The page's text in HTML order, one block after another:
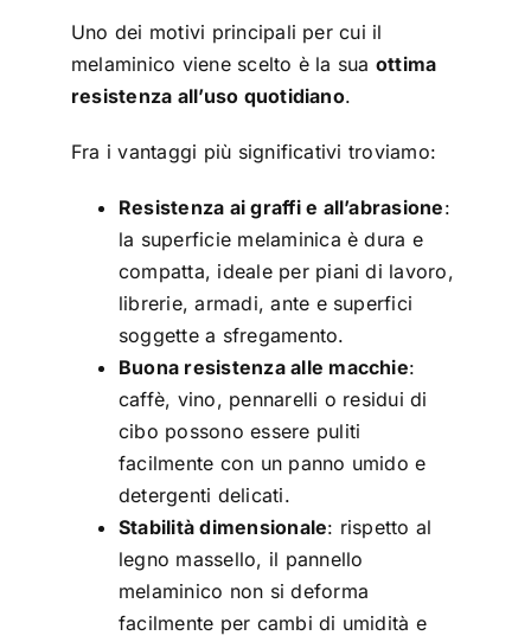
Uno dei motivi principali per cui il
melaminico viene scelto è la sua ottima
resistenza all’uso quotidiano.
Fra i vantaggi più significativi troviamo:
Resistenza ai graffi e all’abrasione:
la superficie melaminica è dura e
compatta, ideale per piani di lavoro,
librerie, armadi, ante e superfici
soggette a sfregamento.
Buona resistenza alle macchie:
caffè, vino, pennarelli o residui di
cibo possono essere puliti
facilmente con un panno umido e
detergenti delicati.
Stabilità dimensionale: rispetto al
legno massello, il pannello
melaminico non si deforma
facilmente per cambi di umidità e